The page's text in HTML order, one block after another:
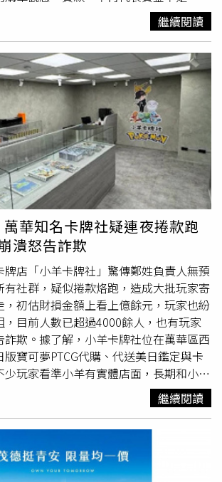
日Disco熱潮，雙人住宿含遊程體驗與早
（圖／林榮芳攝）行程中，旅客將前往
Dazzle」，參與白日DJ派對；接著走
Good」，聆賞經典黑膠、觸摸跨
並體驗個人專屬的One take唱片直刻，將
作成黑膠唱片帶回家。雙人含早餐及導
。老爺酒店集團也規劃台中、知本等地
進台中國家歌劇院後台，探索建築空間
的火花；以及深入知本部落，聆聽卑南族
與族群的音樂脈動，認識台灣多元的人文
，今年老爺式旅行希望以音樂作為探索城
不只看見景點，也能聽見地方的歷史、信
一步將台灣特有的聲音記憶轉化為深度
分。如何透過合理的資金配置，在保有生
彈性的同時，完成購車需求，已成為許多
面臨的重要課題。近年台灣每年新車掛牌
，分期付款早已成為主流購車方式。當各
逐漸接近，消費者真正比較的，不再只是
更重要的問題：哪一家銀行，願意真正理
此，由地方金融起家的陽信銀行，近年逐
汽車經銷商推薦的合作夥伴。台灣每年
萬輛，車貸分期已成為主流購車方式。
在地銀行最大的價值，是離客戶更近金融
商品。尤其車貸，背後代表的往往是一個
年的財務規畫。對此，陽信銀行認為，一
的，不只是收入有多少，更重要的是收
戶未來的生活規畫。不同於大型銀行多
型快速完成案件審核，陽信銀行延續地
積的服務精神，在兼顧授信制度與風險管
與客戶面對面的互動，希望深入了解每一
收入結構及資金需求，提供更貼近實際
信銀行消費金融部張經理表示：「在地
除了專業，還有距離客戶更近的貼心服
是信用評分，而是一個家庭未來幾年的
幾張財力文件，而是一位客戶努力打拚的
因為如此，陽信銀行長年深耕地方商圈、
戶，累積出有別於大型銀行的服務文化。
部張經理表示：「在地銀行最大的優勢，
理解人生這樣的理念，對許多自營商而
。前面提到的林先生，每月收入並非固定
繼續閱讀
華知名卡牌社疑連夜捲款跑
潰怒告詐欺
牌店「小羊卡牌社」驚傳鄭姓負責人無預
有社群，疑似捲款烙跑，造成大批玩家寄
初估財損金額上看上億餘元，玩家也紛
目前人數已超過4000餘人，也有玩家
詐欺。據了解，小羊卡牌社位在萬華區西
版寶可夢PTCG代購、代送美日鑑定與卡
少玩家看準小羊有實體店面，長期和小羊
日小羊更打出多項優惠，讓不少玩家預購
周年等熱門商品，未料小羊官方社群卻無
刪除關閉，讓玩家相當錯愕。有玩家指
估計捲走金額高達上億，讓玩家相當憤
卡牌的員工出面表示，對於老闆無預警失
繼續閱讀